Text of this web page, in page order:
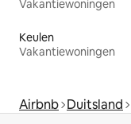
Vakantiewoningen
Keulen
Vakantiewoningen
Airbnb Duitsland